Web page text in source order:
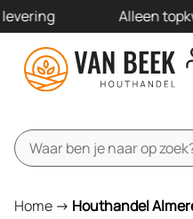
Alleen
Home -> Houthandel